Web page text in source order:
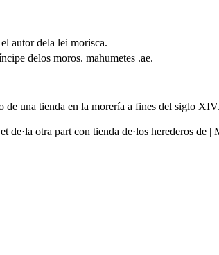
autor dela lei morisca.
delos moros. mahumetes .ae.
de una tienda en la morería a fines del siglo XIV.
de·la otra part con tienda de·los herederos de